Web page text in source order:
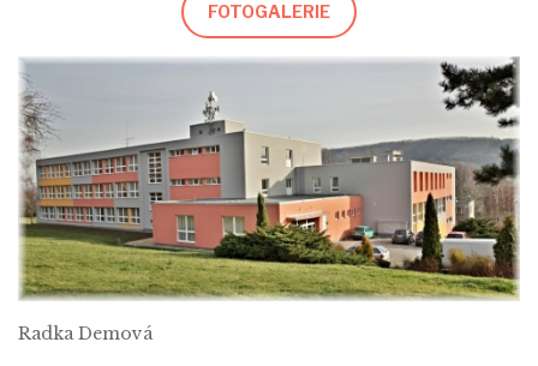
FOTOGALERIE
Radka Demová